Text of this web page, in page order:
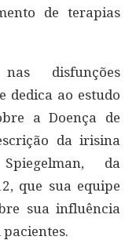
de terapias
disfunções
dedica ao estudo
a Doença de
da irisina
da
que sua equipe
sua influência
pacientes.